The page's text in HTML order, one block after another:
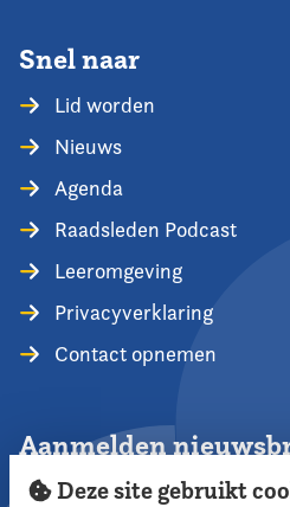
Snel naar
Lid worden
Nieuws
Agenda
Raadsleden Podcast
Leeromgeving
Privacyverklaring
Contact opnemen
Aanmelden
Deze site gebruikt